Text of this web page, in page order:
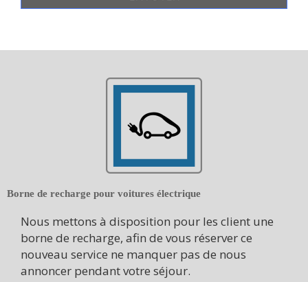
Borne de recharge pour voitures électrique
Nous mettons à disposition pour les client une
borne de recharge, afin de vous réserver ce
nouveau service ne manquer pas de nous
annoncer pendant votre séjour.